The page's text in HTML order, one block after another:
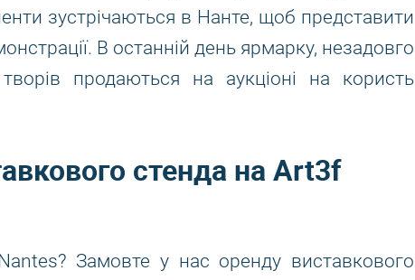
зустрічаються в Нанте, щоб представити
В останній день ярмарку, незадовго
продаються на аукціоні на користь
стенда на Art3f
Замовте у нас оренду виставкового